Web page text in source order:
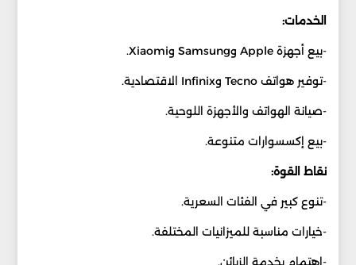
الخدمات:
-بيع أجهزة Apple وSamsung وXiaomi.
-توفير هواتف Tecno وInfinix الاقتصادية.
-صيانة الهواتف والأجهزة اللوحية.
-بيع إكسسوارات متنوعة.
نقاط القوة:
-تنوع كبير في الفئات السعرية.
-خيارات مناسبة للميزانيات المختلفة.
-اهتمام بخدمة الزبائن.